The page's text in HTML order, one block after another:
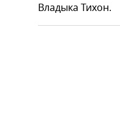
Владыка Тихон.